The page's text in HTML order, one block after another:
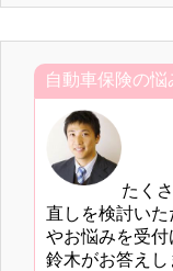
自動車保険の悩
たく
直しを検討い
やお悩みを受
鈴木がお答えし